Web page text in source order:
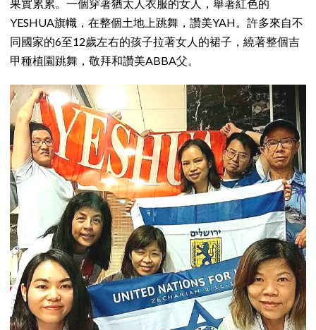
果實累累。一個穿著猶太人衣服的女人，舉著紅色的
YESHUA旗幟，在整個土地上跳舞，讚美YAH。許多來自不
同國家的6至12歲左右的孩子拉著女人的裙子，繞著整個吉
甲種植園跳舞，敬拜和讚美ABBA父。